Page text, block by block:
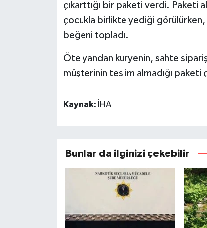
çıkarttığı bir paketi verdi. Paketi
çocukla birlikte yediği görülürken,
beğeni topladı.
Öte yandan kuryenin, sahte
müşterinin teslim almadığı
Kaynak: İHA
Bunlar da ilginizi çekebilir